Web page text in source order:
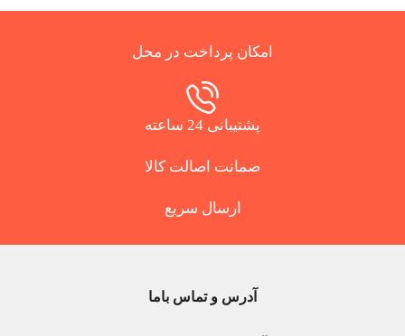
امکان پرداخت در محل
پشتیبانی 24 ساعته
ضمانت اصالت کالا
ارسال سریع
آدرس و تماس باما